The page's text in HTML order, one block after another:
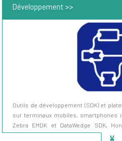
Zero Trust.
Développement >>
Outils de développement (SDK) et
sur terminaux mobiles,
Zebra EMDK et DataWedge SDK,
IntelliDoc, Datalogic SDK Android et ∨